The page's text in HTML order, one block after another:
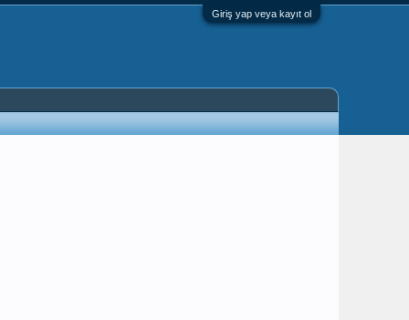
Giriş yap veya kayıt ol